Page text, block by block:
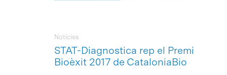
STAT-Diagnostica rep el Premi
Bioèxit 2017 de CataloniaBio
Notícies